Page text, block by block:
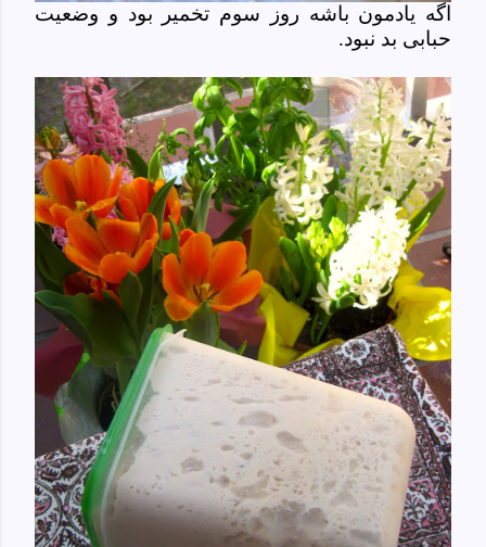
اگه یادمون باشه روز سوم تخمیر بود و وضعیت
حبابی بد نبود.